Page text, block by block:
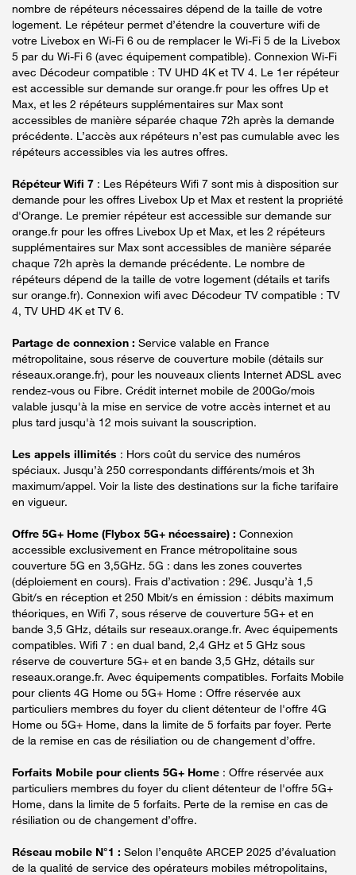
nombre de répéteurs nécessaires dépend de la taille de votre
logement. Le répéteur permet d’étendre la couverture wifi de
votre Livebox en Wi-Fi 6 ou de remplacer le Wi-Fi 5 de la Livebox
5 par du Wi-Fi 6 (avec équipement compatible). Connexion Wi-Fi
avec Décodeur compatible : TV UHD 4K et TV 4. Le 1er répéteur
est accessible sur demande sur orange.fr pour les offres Up et
Max, et les 2 répéteurs supplémentaires sur Max sont
accessibles de manière séparée chaque 72h après la demande
précédente. L’accès aux répéteurs n’est pas cumulable avec les
répéteurs accessibles via les autres offres.
Répéteur Wifi 7 : Les Répéteurs Wifi 7 sont mis à disposition sur
demande pour les offres Livebox Up et Max et restent la propriété
d'Orange. Le premier répéteur est accessible sur demande sur
orange.fr pour les offres Livebox Up et Max, et les 2 répéteurs
supplémentaires sur Max sont accessibles de manière séparée
chaque 72h après la demande précédente. Le nombre de
répéteurs dépend de la taille de votre logement (détails et tarifs
sur orange.fr). Connexion wifi avec Décodeur TV compatible : TV
4, TV UHD 4K et TV 6.
Partage de connexion : Service valable en France
métropolitaine, sous réserve de couverture mobile (détails sur
réseaux.orange.fr), pour les nouveaux clients Internet ADSL avec
rendez-vous ou Fibre. Crédit internet mobile de 200Go/mois
valable jusqu'à la mise en service de votre accès internet et au
plus tard jusqu'à 12 mois suivant la souscription.
Les appels illimités : Hors coût du service des numéros
spéciaux. Jusqu’à 250 correspondants différents/mois et 3h
maximum/appel. Voir la liste des destinations sur la fiche tarifaire
en vigueur.
Offre 5G+ Home (Flybox 5G+ nécessaire) : Connexion
accessible exclusivement en France métropolitaine sous
couverture 5G en 3,5GHz. 5G : dans les zones couvertes
(déploiement en cours). Frais d’activation : 29€. Jusqu’à 1,5
Gbit/s en réception et 250 Mbit/s en émission : débits maximum
théoriques, en Wifi 7, sous réserve de couverture 5G+ et en
bande 3,5 GHz, détails sur reseaux.orange.fr. Avec équipements
compatibles. Wifi 7 : en dual band, 2,4 GHz et 5 GHz sous
réserve de couverture 5G+ et en bande 3,5 GHz, détails sur
reseaux.orange.fr. Avec équipements compatibles. Forfaits Mobile
pour clients 4G Home ou 5G+ Home : Offre réservée aux
particuliers membres du foyer du client détenteur de l'offre 4G
Home ou 5G+ Home, dans la limite de 5 forfaits par foyer. Perte
de la remise en cas de résiliation ou de changement d’offre.
Forfaits Mobile pour clients 5G+ Home : Offre réservée aux
particuliers membres du foyer du client détenteur de l'offre 5G+
Home, dans la limite de 5 forfaits. Perte de la remise en cas de
résiliation ou de changement d’offre.
Réseau mobile N°1 : Selon l’enquête ARCEP 2025 d’évaluation
de la qualité de service des opérateurs mobiles métropolitains,